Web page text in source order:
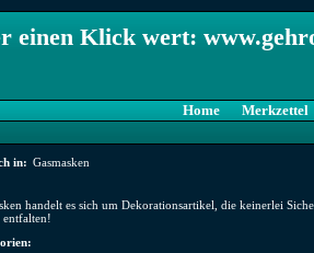
einen Klick wert:
Home Merkzettel
in: Gasmasken
handelt es sich um Dekorationsartikel, die keinerlei